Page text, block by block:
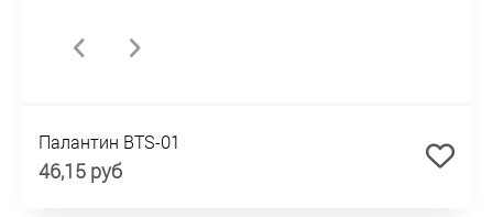
Палантин BTS-01
46,15 руб